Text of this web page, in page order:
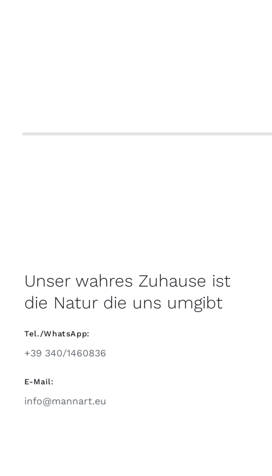
Unser wahres Zuhause ist
die Natur die uns umgibt
Tel./WhatsApp:
+39 340/1460836
E-Mail:
info@mannart.eu